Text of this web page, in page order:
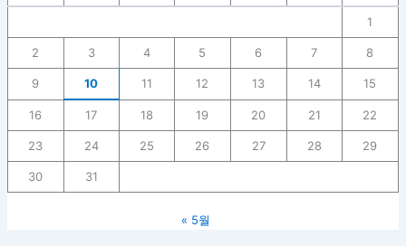
1
2 3 4 5 6 7 8
9 10 11 12 13 14 15
16 17 18 19 20 21 22
23 24 25 26 27 28 29
30 31
« 5월